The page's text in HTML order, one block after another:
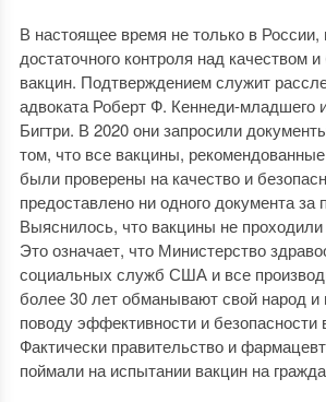
В настоящее время не только в России,
достаточного контроля над качеством
вакцин. Подтверждением служит
адвоката Роберт Ф. Кеннеди-младшего
Бигтри. В 2020 они запросили
том, что все вакцины,
были проверены на качество и
предоставлено ни одного документа за
Выяснилось, что вакцины не
Это означает, что Министерство
социальных служб США и все
более 30 лет обманывают свой народ
поводу эффективности и безопасности
Фактически правительство и
поймали на испытании вакцин на